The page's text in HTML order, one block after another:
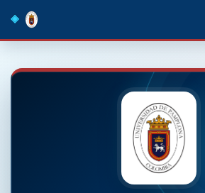
navigation